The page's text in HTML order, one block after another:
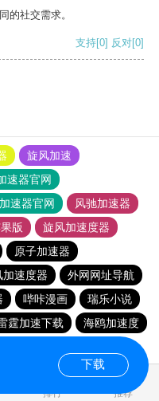
的社交需求。
支持[0] 反对[0]
旋风加速
速器官网
速器官网
风驰加速器
版
旋风加速度器
原子加速器
加速度器
外网网址导航
哔咔漫画
瑞乐小说
霆加速下载
海鸥加速度
排行 推荐
下载